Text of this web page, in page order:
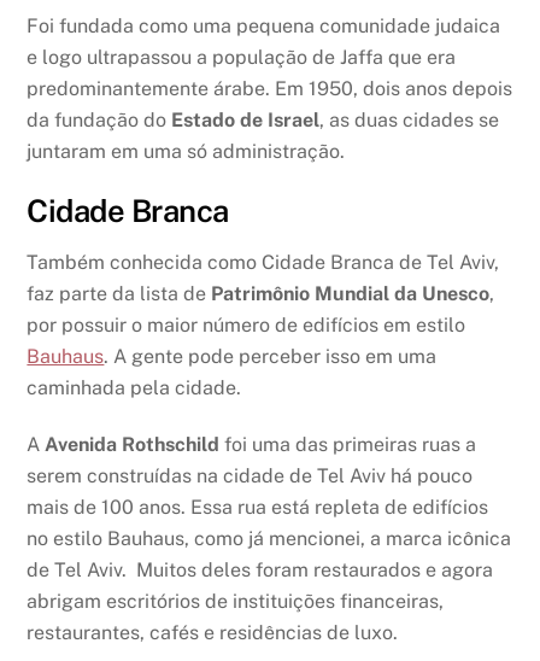
Foi fundada como uma pequena comunidade judaica
e logo ultrapassou a população de Jaffa que era
predominantemente árabe. Em 1950, dois anos depois
da fundação do Estado de Israel, as duas cidades se
juntaram em uma só administração.
Cidade Branca
Também conhecida como Cidade Branca de Tel Aviv,
faz parte da lista de Patrimônio Mundial da Unesco,
por possuir o maior número de edifícios em estilo
Bauhaus. A gente pode perceber isso em uma
caminhada pela cidade.
AAvenida Rothschild foi uma das primeiras ruas a
serem construídas na cidade de Tel Aviv há pouco
mais de 100 anos. Essa rua está repleta de edifícios
no estilo Bauhaus, como já mencionei, a marca icônica
de Tel Aviv. Muitos deles foram restaurados e agora
abrigam escritórios de instituições financeiras,
restaurantes, cafés e residências de luxo.